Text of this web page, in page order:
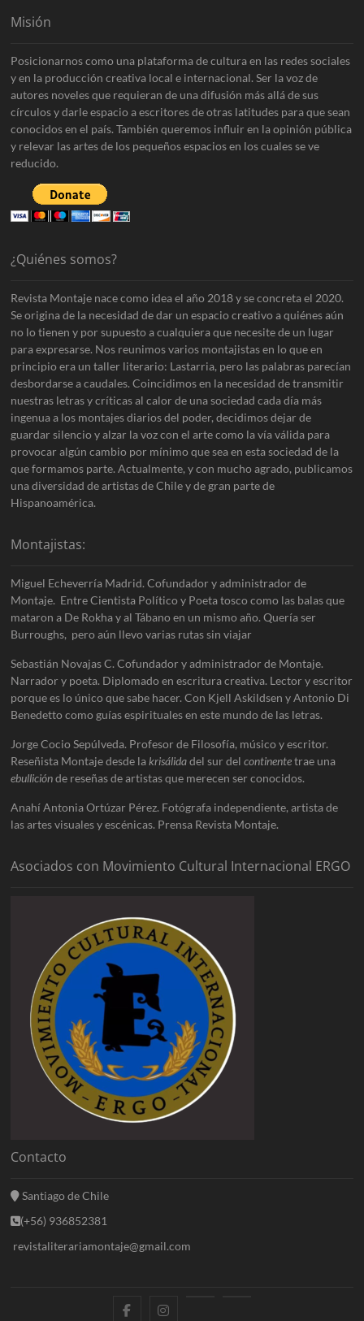
Misión
Posicionarnos como una plataforma de cultura en las redes sociales
y en la producción creativa local e internacional. Ser la voz de
autores noveles que requieran de una difusión más allá de sus
círculos y darle espacio a escritores de otras latitudes para que sean
conocidos en el país. También queremos influir en la opinión pública
y relevar las artes de los pequeños espacios en los cuales se ve
reducido.
¿Quiénes somos?
Revista Montaje nace como idea el año 2018 y se concreta el 2020.
Se origina de la necesidad de dar un espacio creativo a quiénes aún
no lo tienen y por supuesto a cualquiera que necesite de un lugar
para expresarse. Nos reunimos varios montajistas en lo que en
principio era un taller literario: Lastarria, pero las palabras parecían
desbordarse a caudales. Coincidimos en la necesidad de transmitir
nuestras letras y críticas al calor de una sociedad cada día más
ingenua a los montajes diarios del poder, decidimos dejar de
guardar silencio y alzar la voz con el arte como la vía válida para
provocar algún cambio por mínimo que sea en esta sociedad de la
que formamos parte. Actualmente, y con mucho agrado, publicamos
una diversidad de artistas de Chile y de gran parte de
Hispanoamérica.
Montajistas:
Miguel Echeverría Madrid. Cofundador y administrador de
Montaje. Entre Cientista Político y Poeta tosco como las balas que
mataron a De Rokha y al Tábano en un mismo año. Quería ser
Burroughs, pero aún llevo varias rutas sin viajar
Sebastián Novajas C. Cofundador y administrador de Montaje.
Narrador y poeta. Diplomado en escritura creativa. Lector y escritor
porque es lo único que sabe hacer. Con Kjell Askildsen y Antonio Di
Benedetto como guías espirituales en este mundo de las letras.
Jorge Cocio Sepúlveda. Profesor de Filosofía, músico y escritor.
Reseñista Montaje desde lakrisálidadel sur delcontinentetrae una
ebulliciónde reseñas de artistas que merecen ser conocidos.
Anahí Antonia Ortúzar Pérez. Fotógrafa independiente, artista de
las artes visuales y escénicas. Prensa Revista Montaje.
Asociados con Movimiento Cultural Internacional ERGO
Contacto
Santiago de Chile
(+56) 936852381
revistaliterariamontaje@gmail.com